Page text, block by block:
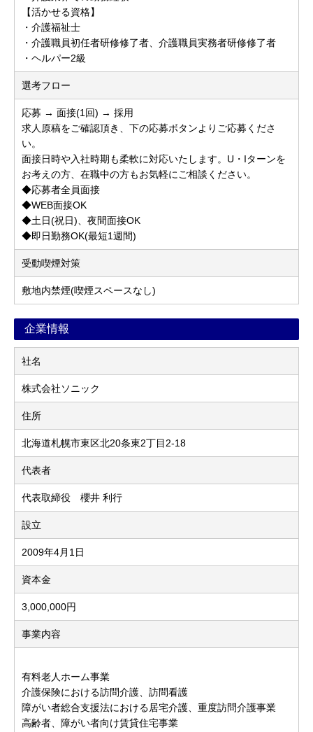
【活かせる資格】
・介護福祉士
・介護職員初任者研修修了者、介護職員実務者研修修了者
・ヘルパー2級
選考フロー
応募 → 面接(1回) → 採用
求人原稿をご確認頂き、下の応募ボタンよりご応募くださ
い。
面接日時や入社時期も柔軟に対応いたします。U・Iターンを
お考えの方、在職中の方もお気軽にご相談ください。
◆応募者全員面接
◆WEB面接OK
◆土日(祝日)、夜間面接OK
◆即日勤務OK(最短1週間)
受動喫煙対策
敷地内禁煙(喫煙スペースなし)
企業情報
社名
株式会社ソニック
住所
北海道札幌市東区北20条東2丁目2-18
代表者
代表取締役 櫻井 利行
設立
2009年4月1日
資本金
3,000,000円
事業内容
有料老人ホーム事業
介護保険における訪問介護、訪問看護
障がい者総合支援法における居宅介護、重度訪問介護事業
高齢者、障がい者向け賃貸住宅事業